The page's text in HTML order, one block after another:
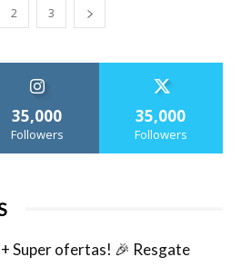
2 3
35,000
Followers
35,000
Followers
Super ofertas! 🎉 Resgate